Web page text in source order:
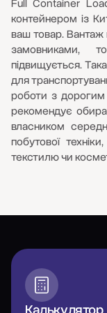
можна включити
0,3% від заявленої
Full Container
контейнером із
ваш товар. Вантаж
замовниками,
підвищується.
для
роботи з дорогим
рекомендує
власником
побутової
текстилю чи
зосереджена
якими
цілий